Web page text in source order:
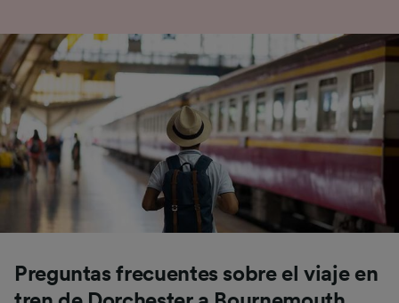
Preguntas frecuentes sobre el viaje en